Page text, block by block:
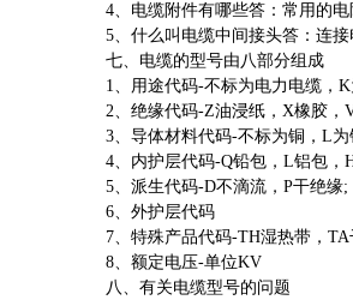
4、电缆附件有哪些答：常用的电
5、什么叫电缆中间接头答：连接
七、电缆的型号由八部分组成
1、用途代码-不标为电力电缆，K
2、绝缘代码-Z油浸纸，X橡胶，V
3、导体材料代码-不标为铜，L为
4、内护层代码-Q铅包，L铝包，
5、派生代码-D不滴流，P干绝缘;
6、外护层代码
7、特殊产品代码-TH湿热带，TA
8、额定电压-单位KV
八、有关电缆型号的问题